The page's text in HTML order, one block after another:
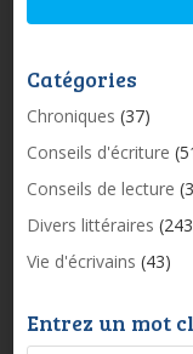
Catégories
Chroniques (37)
Conseils d'écriture
Conseils de lecture
Divers littéraires
Vie d'écrivains (43)
Entrez un mot